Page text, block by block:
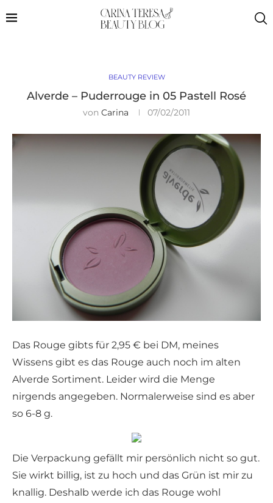
BEAUTY REVIEW
Alverde – Puderrouge in 05 Pastell Rosé
von Carina 07/02/2011
Das Rouge gibts für 2,95 € bei DM, meines
Wissens gibt es das Rouge auch noch im alten
Alverde Sortiment. Leider wird die Menge
nirgends angegeben. Normalerweise sind es aber
so 6-8 g.
Die Verpackung gefällt mir persönlich nicht so gut.
Sie wirkt billig, ist zu hoch und das Grün ist mir zu
knallig. Deshalb werde ich das Rouge wohl